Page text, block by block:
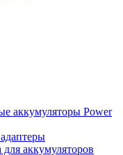
аккумуляторы Power
аккумуляторов